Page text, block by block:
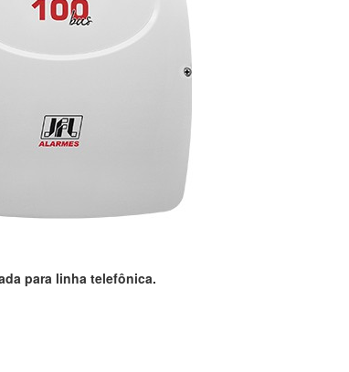
para linha telefônica.